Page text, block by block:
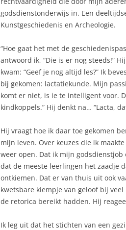
MELKTEKORT
REFLUX
REGELDAGEN
SLAPEN
SPRUW
TANDJES
TEPELKLOOFJES
TOESCHIETREFLEX
godsdienstonderwijs in. Een
Kunstgeschiedenis en Archeologie.
“Hoe gaat het met de
antwoord ik, “Die is er nog steeds!”
kwam: “Geef je nog altijd les?” Ik
bij gekomen: lactatiekunde. Mijn
komt er niet, is ie te intelligent voor.
kindkoppels.” Hij denkt na… “Lacta,
Hij vraagt hoe ik daar toe gekomen
mijn leven. Over keuzes die ik
weer open. Dat ik mijn
dat de meeste leerlingen het zaadje
ontkiemen. Dat er van thuis uit ook
kwetsbare kiempje van geloof bij
de retorica bereikt hadden. Hij
Ik leg uit dat het stichten van een